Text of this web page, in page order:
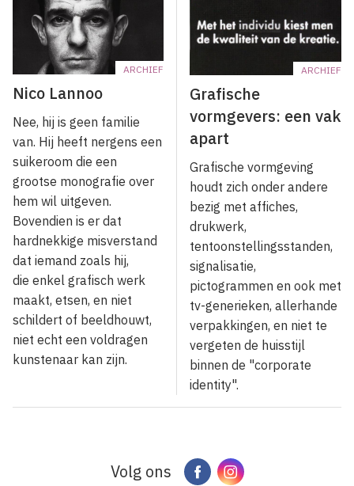
ARCHIEF
Nico Lannoo
Nee, hij is geen familie
van. Hij heeft nergens een
suikeroom die een
grootse monografie over
hem wil uitgeven.
Bovendien is er dat
hardnekkige misverstand
dat iemand zoals hij,
die enkel grafisch werk
maakt, etsen, en niet
schildert of beeldhouwt,
niet echt een voldragen
kunstenaar kan zijn.
ARCHIEF
Grafische
vormgevers: een vak
apart
Grafische vormgeving
houdt zich onder andere
bezig met affiches,
drukwerk,
tentoonstellingsstanden,
signalisatie,
pictogrammen en ook met
tv-generieken, allerhande
verpakkingen, en niet te
vergeten de huisstijl
binnen de "corporate
identity".
Volg ons FacebookInstagram